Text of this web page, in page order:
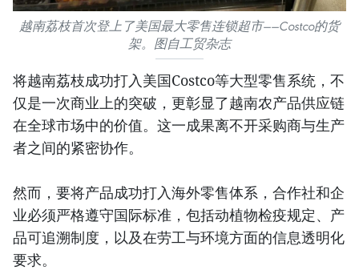
越南荔枝首次登上了美国最大零售连锁超市——Costco的货
架。图自工贸杂志
将越南荔枝成功打入美国Costco等大型零售系统，不
仅是一次商业上的突破，更彰显了越南农产品供应链
在全球市场中的价值。这一成果离不开采购商与生产
者之间的紧密协作。
然而，要将产品成功打入海外零售体系，合作社和企
业必须严格遵守国际标准，包括动植物检疫规定、产
品可追溯制度，以及在劳工与环境方面的信息透明化
要求。